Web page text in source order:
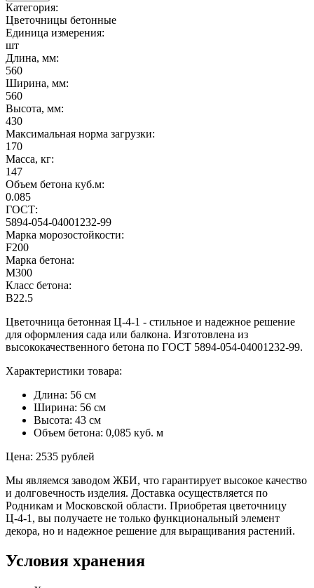
Категория:
Цветочницы бетонные
Единица измерения:
шт
Длина, мм:
560
Ширина, мм:
560
Высота, мм:
430
Максимальная норма загрузки:
170
Масса, кг:
147
Объем бетона куб.м:
0.085
ГОСТ:
5894-054-04001232-99
Марка морозостойкости:
F200
Марка бетона:
М300
Класс бетона:
В22.5
Цветочница бетонная Ц-4-1 - стильное и надежное решение
для оформления сада или балкона. Изготовлена из
высококачественного бетона по ГОСТ 5894-054-04001232-99.
Характеристики товара:
Длина: 56 см
Ширина: 56 см
Высота: 43 см
Объем бетона: 0,085 куб. м
Цена: 2535 рублей
Мы являемся заводом ЖБИ, что гарантирует высокое качество
и долговечность изделия. Доставка осуществляется по
Родникам и Московской области. Приобретая цветочницу
Ц-4-1, вы получаете не только функциональный элемент
декора, но и надежное решение для выращивания растений.
Условия хранения